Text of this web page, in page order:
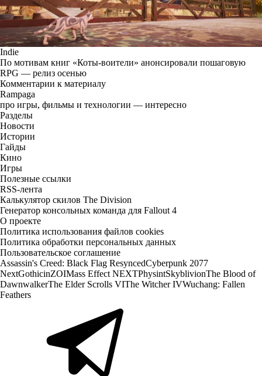
Indie
По мотивам книг «Коты-воители» анонсировали пошаговую
RPG — релиз осенью
Комментарии к материалу
Rampaga
про игры, фильмы и технологии — интересно
Разделы
Новости
Истории
Гайды
Кино
Игры
Полезные ссылки
RSS-лента
Калькулятор скилов The Division
Генератор консольных команда для Fallout 4
О проекте
Политика использования файлов cookies
Политика обработки персональных данных
Пользовательское соглашение
Assassin's Creed: Black Flag ResyncedCyberpunk 2077
NextGothicinZOIMass Effect NEXTPhysintSkyblivionThe Blood of
DawnwalkerThe Elder Scrolls VIThe Witcher IVWuchang: Fallen
Feathers